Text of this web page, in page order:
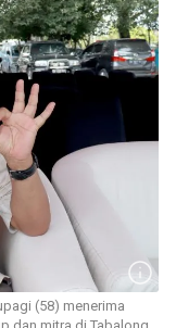
(58) menerima